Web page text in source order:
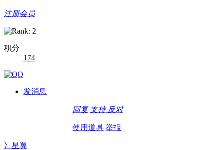
注册会员
积分
174
发消息
回复 支持 反对
使用道具 举报
冫星翼